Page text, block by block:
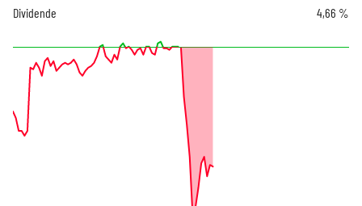
Dividende
4,66 %